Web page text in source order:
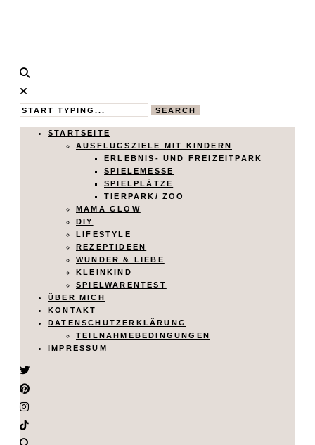
Calistas
Traum
MAMABLOG
SEARCH
STARTSEITE
AUSFLUGSZIELE MIT KINDERN
ERLEBNIS- UND FREIZEITPARK
SPIELEMESSE
SPIELPLÄTZE
TIERPARK/ ZOO
MAMA GLOW
DIY
LIFESTYLE
REZEPTIDEEN
WUNDER & LIEBE
KLEINKIND
SPIELWARENTEST
ÜBER MICH
KONTAKT
DATENSCHUTZERKLÄRUNG
TEILNAHMEBEDINGUNGEN
IMPRESSUM